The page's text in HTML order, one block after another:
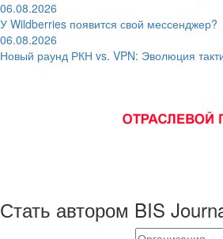
06.08.2026
У Wildberries появится свой мессенджер?
06.08.2026
Новый раунд РКН vs. VPN: Эволюция
Стать автором BIS